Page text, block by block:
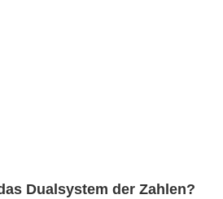
Dualsystem der Zahlen?